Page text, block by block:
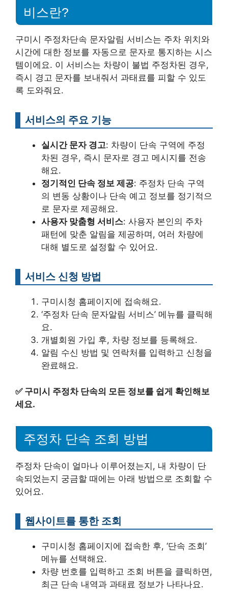
비스란?
구미시 주정차단속 문자알림 서비스는 주차 위치와
시간에 대한 정보를 자동으로 문자로 통지하는 시스
템이에요. 이 서비스는 차량이 불법 주정차된 경우,
즉시 경고 문자를 보내줘서 과태료를 피할 수 있도
록 도와줘요.
서비스의 주요 기능
실시간 문자 경고: 차량이 단속 구역에 주정
차된 경우, 즉시 문자로 경고 메시지를 전송
해요.
정기적인 단속 정보 제공: 주정차 단속 구역
의 변동 상황이나 단속 예고 정보를 정기적으
로 문자로 제공해요.
사용자 맞춤형 서비스: 사용자 본인의 주차
패턴에 맞춘 알림을 제공하며, 여러 차량에
대해 별도로 설정할 수 있어요.
서비스 신청 방법
구미시청 홈페이지에 접속해요.
‘주정차 단속 문자알림 서비스’ 메뉴를 클릭해
요.
개별회원 가입 후, 차량 정보를 등록해요.
알림 수신 방법 및 연락처를 입력하고 신청을
완료해요.
✅ 구미시 주정차 단속의 모든 정보를 쉽게 확인해보
세요.
주정차 단속 조회 방법
주정차 단속이 얼마나 이루어졌는지, 내 차량이 단
속되었는지 궁금할 때에는 아래 방법으로 조회할 수
있어요.
웹사이트를 통한 조회
구미시청 홈페이지에 접속한 후, ‘단속 조회’
메뉴를 선택해요.
차량 번호를 입력하고 조회 버튼을 클릭하면,
최근 단속 내역과 과태료 정보가 나타나요.